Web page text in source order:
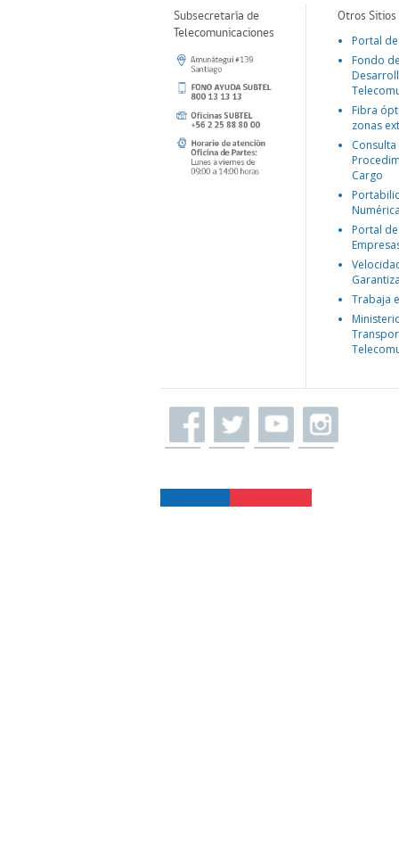
Subsecretaría de
Telecomunicaciones
Otros
Portal
Fondo
Fibra
zonas
Consulta
Cargo
Portal
Trabaja